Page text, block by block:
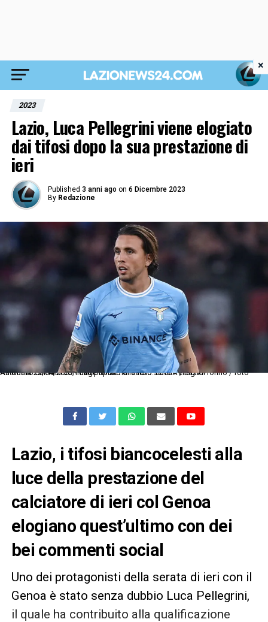
2023
Lazio, Luca Pellegrini viene elogiato
dai tifosi dopo la sua prestazione di
ieri
Published 3 anni ago on 6 Dicembre 2023
By Redazione
As Roma 22/04/2023 - campionato di calcio serie A / Lazio-Torino / foto Antonello Sammarco/Image Sport nella foto: Luca Pellegrini
Lazio, i tifosi biancocelesti alla
luce della prestazione del
calciatore di ieri col Genoa
elogiano quest’ultimo con dei
bei commenti social
Uno dei protagonisti della serata di ieri con il
Genoa è stato senza dubbio Luca Pellegrini,
il quale ha contribuito alla qualificazione
×